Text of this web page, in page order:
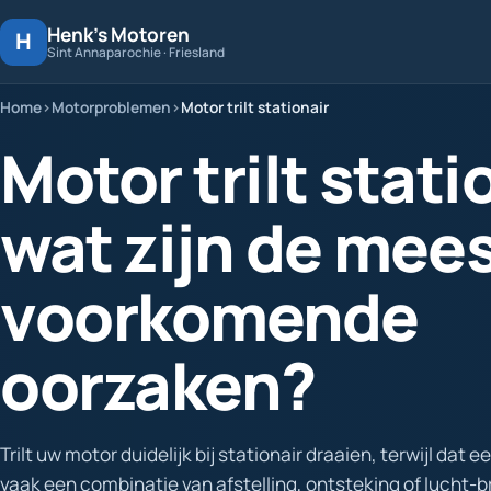
H Henk's Motoren
Sint Annaparochie · Friesland
Home Motorproblemen Motor trilt stationair
Motor trilt
wat zijn de
voorkomende
oorzaken?
Trilt uw motor duidelijk bij stationair draaien, terwijl dat
vaak een combinatie van afstelling, ontsteking of lucht-